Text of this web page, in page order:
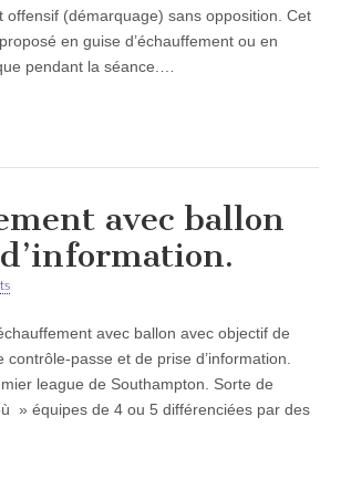
offensif (démarquage) sans opposition. Cet
en guise d’échauffement ou en
pendant la séance.…
avec ballon
avec ballon avec objectif de
passe et de prise d’information.
league de Southampton. Sorte de
» équipes de 4 ou 5 différenciées par des